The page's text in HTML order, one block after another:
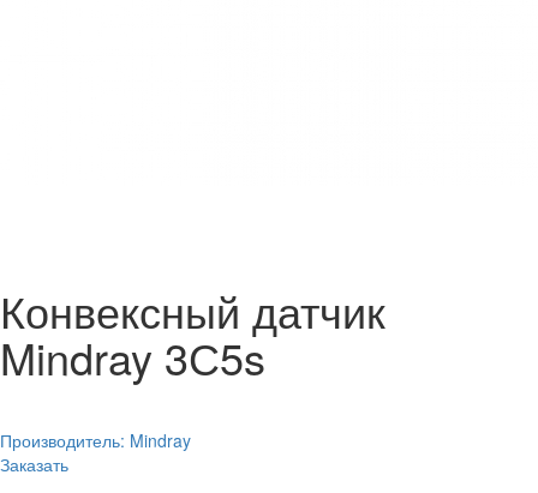
Конвексный датчик
Mindray 3С5s
Производитель: Mindray
Заказать